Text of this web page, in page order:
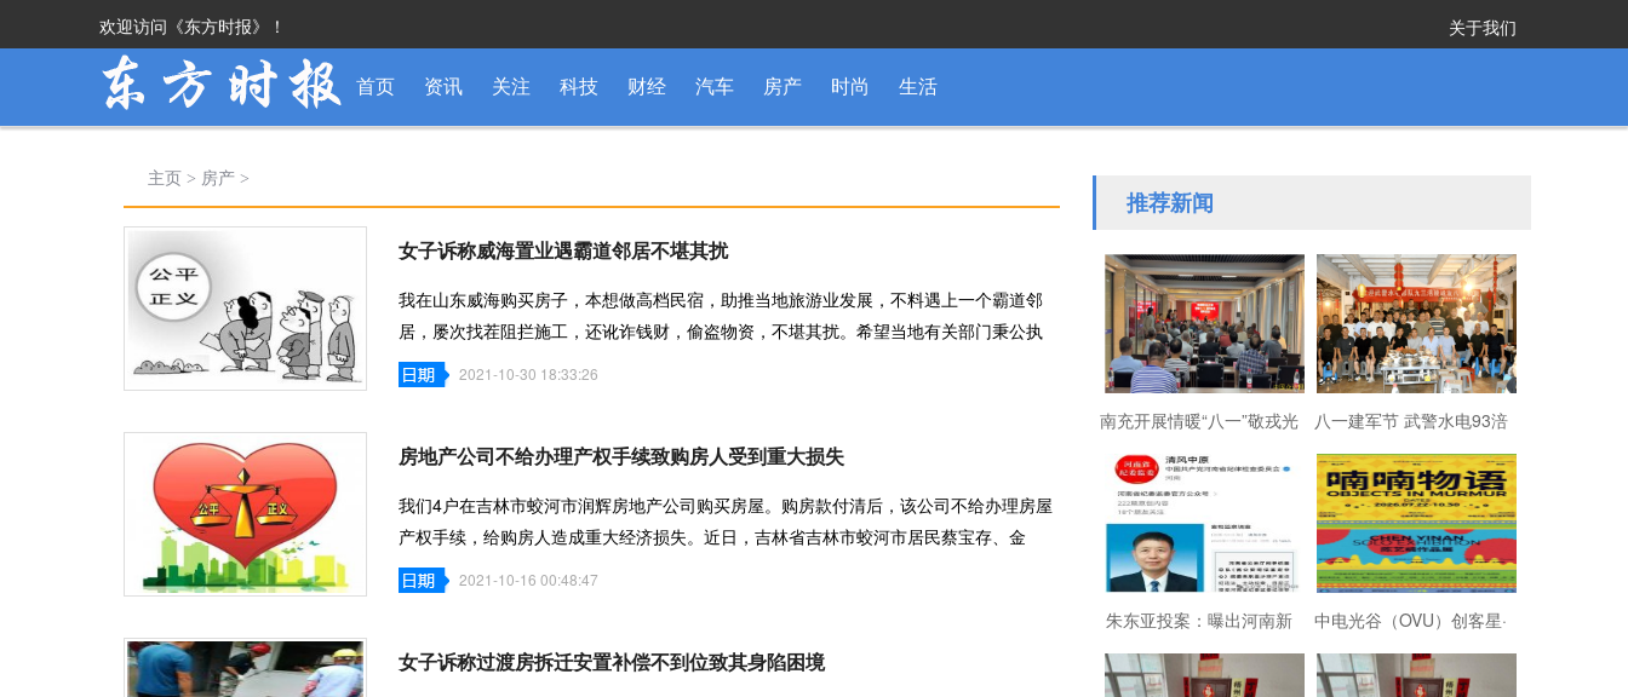
欢迎访问《东方时报》！ 关于我们
首页 资讯 关注 科技 财经 汽车 房产 时尚 生活
主页 > 房产 >
女子诉称威海置业遇霸道邻居不堪其扰
我在山东威海购买房子，本想做高档民宿，助推当地旅游业发展，不料遇上一个霸道邻
居，屡次找茬阻拦施工，还讹诈钱财，偷盗物资，不堪其扰。希望当地有关部门秉公执
法，惩恶扬2021-10-30 18:33:26
房地产公司不给办理产权手续致购房人受到重大损失
我们4户在吉林市蛟河市润辉房地产公司购买房屋。购房款付清后，该公司不给办理房屋
产权手续，给购房人造成重大经济损失。近日，吉林省吉林市蛟河市居民蔡宝存、金
莹、李淑芳、2021-10-16 00:48:47
女子诉称过渡房拆迁安置补偿不到位致其身陷困境
推荐新闻
南充开展情暖“八一”敬戎光
·拥军助老进社区慰问活动
八一建军节 武警水电93涪
陵战友欢聚磐石玉寨赓续
军旅初心
朱东亚投案：曝出河南新
乡顶着35项违法行为“远洋
中电光谷（OVU）创客星·
成都芯谷人工智能OPC社